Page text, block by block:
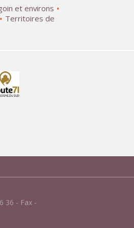
et environs
Territoires de
36 - Fax -